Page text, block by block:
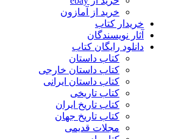
خرید از آمازون
خریدار کتاب
آثار نویسندگان
دانلود رایگان کتاب
کتاب داستان
کتاب داستان خارجی
کتاب داستان ایرانی
کتاب تاریخی
کتاب تاریخ ایران
کتاب تاریخ جهان
مجلات قدیمی